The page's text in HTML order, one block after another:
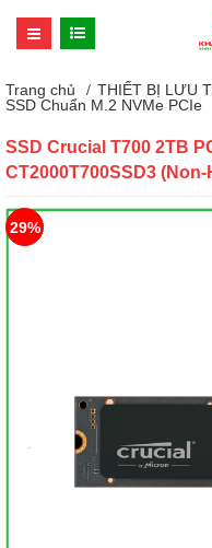
Trang chủ THIẾT BỊ LƯU
SSD Chuẩn M.2 NVMe PCIe
SSD Crucial T700 2TB
CT2000T700SSD3
29%